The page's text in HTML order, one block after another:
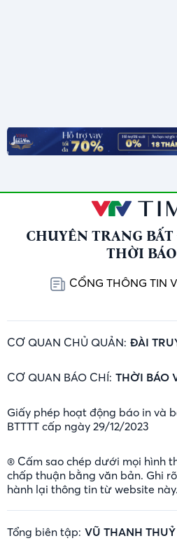
CHUYÊN TRANG
THỜI
CỔNG THÔNG TIN
CƠ QUAN CHỦ QUẢN: ĐÀI
CƠ QUAN BÁO CHÍ: THỜI BÁO
Giấy phép hoạt động báo in và
BTTTT cấp ngày 29/12/2023
® Cấm sao chép dưới mọi hình
chấp thuận bằng văn bản. Ghi
hành lại thông tin từ website này.
Tổng biên tập: VŨ THANH THUỶ